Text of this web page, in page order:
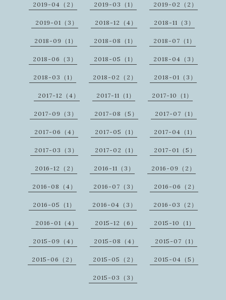
2019-04（2） 2019-03（1） 2019-02（2）
2019-01（3） 2018-12（4） 2018-11（3）
2018-09（1） 2018-08（1） 2018-07（1）
2018-06（3） 2018-05（1） 2018-04（3）
2018-03（1） 2018-02（2） 2018-01（3）
2017-12（4） 2017-11（1） 2017-10（1）
2017-09（3） 2017-08（5） 2017-07（1）
2017-06（4） 2017-05（1） 2017-04（1）
2017-03（3） 2017-02（1） 2017-01（5）
2016-12（2） 2016-11（3） 2016-09（2）
2016-08（4） 2016-07（3） 2016-06（2）
2016-05（1） 2016-04（3） 2016-03（2）
2016-01（4） 2015-12（6） 2015-10（1）
2015-09（4） 2015-08（4） 2015-07（1）
2015-06（2） 2015-05（2） 2015-04（5）
2015-03（3）